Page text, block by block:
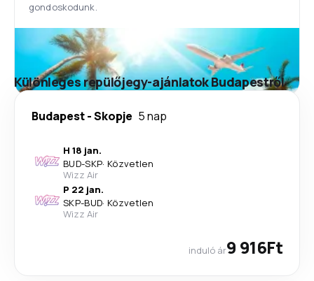
gondoskodunk.
Különleges repülőjegy-ajánlatok Budapestről
Budapest-Skopje 5 nap
H 18 jan.
BUD-SKP· Közvetlen
Wizz Air
P 22 jan.
SKP-BUD· Közvetlen
Wizz Air
induló ár9 916Ft